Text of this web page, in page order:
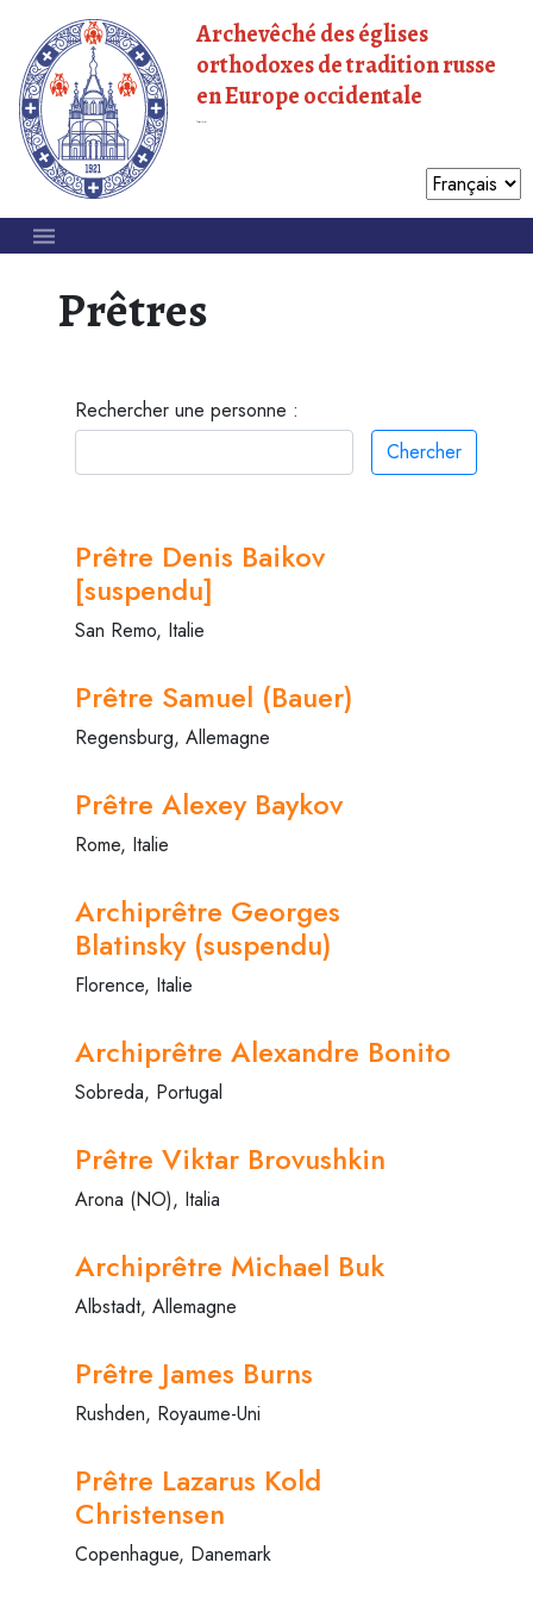
Archevêché des églises
orthodoxes de tradition russe
en Europe occidentale
Prêtres
Rechercher une personne :
Chercher
Prêtre Denis Baikov
[suspendu]
San Remo, Italie
Prêtre Samuel (Bauer)
Regensburg, Allemagne
Prêtre Alexey Baykov
Rome, Italie
Archiprêtre Georges
Blatinsky (suspendu)
Florence, Italie
Archiprêtre Alexandre Bonito
Sobreda, Portugal
Prêtre Viktar Brovushkin
Arona (NO), Italia
Archiprêtre Michael Buk
Albstadt, Allemagne
Prêtre James Burns
Rushden, Royaume-Uni
Prêtre Lazarus Kold
Christensen
Copenhague, Danemark